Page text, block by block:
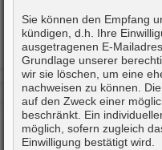
Sie können den Empfang
kündigen, d.h. Ihre
ausgetragenen E-
Grundlage unserer
wir sie löschen, um eine
nachweisen zu können.
auf den Zweck einer
beschränkt. Ein
möglich, sofern zugleich
Einwilligung bestätigt wird.